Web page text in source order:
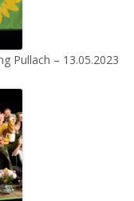
Pullach – 13.05.2023